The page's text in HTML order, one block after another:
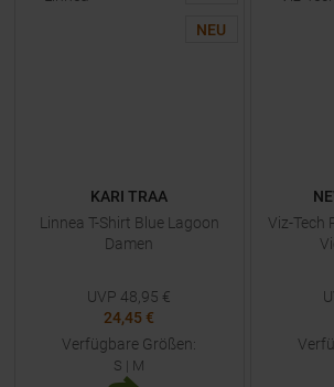
NEU
KARI TRAA
Linnea T-Shirt Blue Lagoon
Damen
UVP 48,95 €
24,45 €
Verfügbare Größen:
S | M
Viz-Tech